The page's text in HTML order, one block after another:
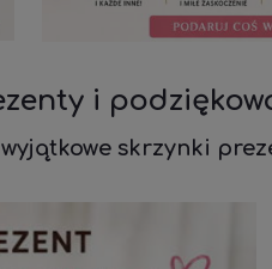
i
wyjątkowe skrzynki